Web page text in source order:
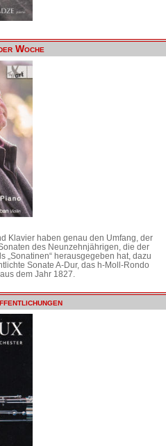
Woche
Klavier haben genau den Umfang, der
des Neunzehnjährigen, die der
„Sonatinen“ herausgegeben hat, dazu
Sonate A-Dur, das h-Moll-Rondo
dem Jahr 1827.